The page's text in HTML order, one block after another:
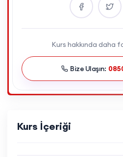
Kurs hakkında daha
Bize Ulaşın:
Kurs İçeriği